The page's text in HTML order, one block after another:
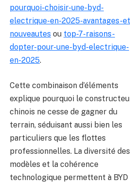
pourquoi-choisir-une-byd-
electrique-en-2025-avantages-
nouveautes ou top-7-raisons-
dopter-pour-une-byd-electrique-
en-2025.
Cette combinaison d’éléments
explique pourquoi le
chinois ne cesse de gagner du
terrain, séduisant aussi bien les
particuliers que les flottes
professionnelles. La diversité des
modèles et la cohérence
technologique permettent à BYD